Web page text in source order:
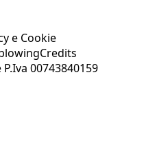
e Cookie
Credits
00743840159